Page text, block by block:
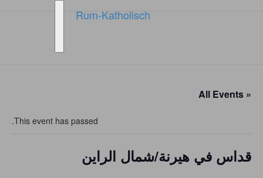
Rum-KatholischRum-Katholisch
Deutschland
« All Events
This event has passed.
قداس في هيرنة/شمال الراين